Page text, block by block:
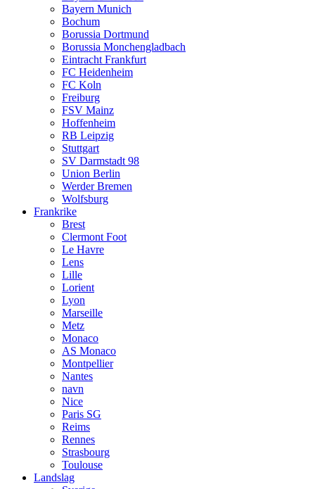
Bayern Munich
Bochum
Borussia Dortmund
Borussia Monchengladbach
Eintracht Frankfurt
FC Heidenheim
FC Koln
Freiburg
FSV Mainz
Hoffenheim
RB Leipzig
Stuttgart
SV Darmstadt 98
Union Berlin
Werder Bremen
Wolfsburg
Frankrike
Brest
Clermont Foot
Le Havre
Lens
Lille
Lorient
Lyon
Marseille
Metz
Monaco
AS Monaco
Montpellier
Nantes
navn
Nice
Paris SG
Reims
Rennes
Strasbourg
Toulouse
Landslag